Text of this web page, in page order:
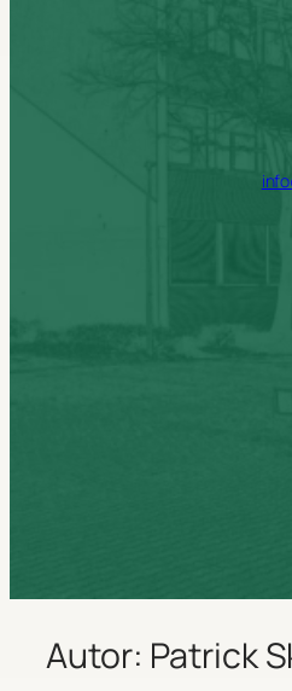
Autor: Patrick